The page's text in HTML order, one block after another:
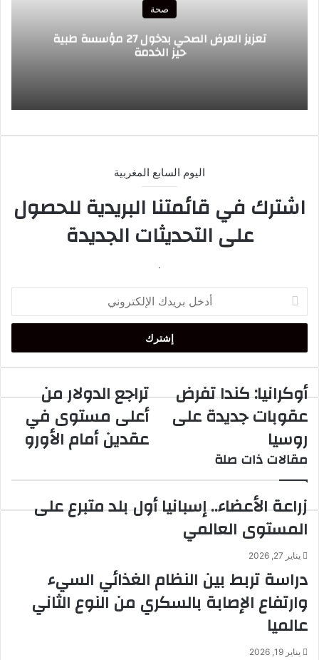
صحة
تعزيز العرض الصحي بدخول 27 مؤسسة طبية
حيز الخدمة
اليوم السابع المغربية
اشترك في قائمتنا البريدية للحصول
على التحديثات الجديدة
.
بريدك
الإلكتروني
أوكرانيا:
كندا
تفرض
عقوبات
جديدة
على
روسيا
أوكرانيا: كندا تفرض
عقوبات جديدة على
روسيا
تراجع
الدولار
من
أعلى
عقدين
الأورو
تراجع الدولار من
أعلى مستوى في
عقدين أمام الأورو
مقالات ذات صلة
زراعة الأعضاء.. إسبانيا أول بلد متبرع على
المستوى العالمي
يناير 27, 2026
دراسة تربط بين النظام الغذائي السيء
وارتفاع الإصابة بالسكري من النوع الثاني
عالميا
يناير 19, 2026